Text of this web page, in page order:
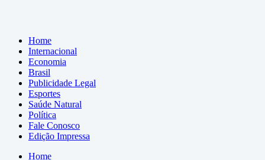
Home
Internacional
Economia
Brasil
Publicidade Legal
Esportes
Saúde Natural
Política
Fale Conosco
Edição Impressa
Home